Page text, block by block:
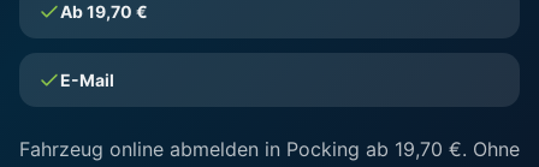
Ab 19,70 €
E-Mail
Fahrzeug online abmelden in Pocking ab 19,70 €. Ohne